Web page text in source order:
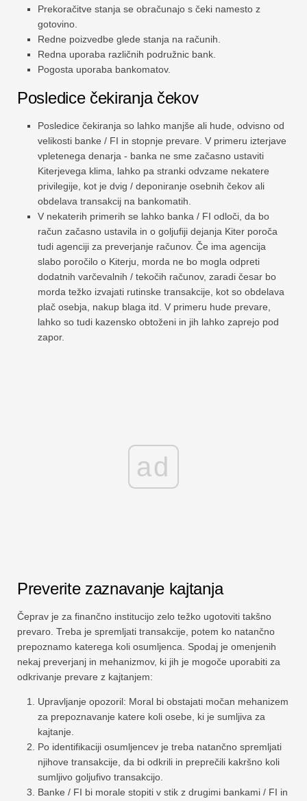
Prekoračitve stanja se obračunajo s čeki namesto z
gotovino.
Redne poizvedbe glede stanja na računih.
Redna uporaba različnih podružnic bank.
Pogosta uporaba bankomatov.
Posledice čekiranja čekov
Posledice čekiranja so lahko manjše ali hude, odvisno od
velikosti banke / FI in stopnje prevare. V primeru izterjave
vpletenega denarja - banka ne sme začasno ustaviti
Kiterjevega klima, lahko pa stranki odvzame nekatere
privilegije, kot je dvig / deponiranje osebnih čekov ali
obdelava transakcij na bankomatih.
V nekaterih primerih se lahko banka / FI odloči, da bo
račun začasno ustavila in o goljufiji dejanja Kiter poroča
tudi agenciji za preverjanje računov. Če ima agencija
slabo poročilo o Kiterju, morda ne bo mogla odpreti
dodatnih varčevalnih / tekočih računov, zaradi česar bo
morda težko izvajati rutinske transakcije, kot so obdelava
plač osebja, nakup blaga itd. V primeru hude prevare,
lahko so tudi kazensko obtoženi in jih lahko zaprejo pod
zapor.
ad
Preverite zaznavanje kajtanja
Čeprav je za finančno institucijo zelo težko ugotoviti takšno
prevaro. Treba je spremljati transakcije, potem ko natančno
prepoznamo katerega koli osumljenca. Spodaj je omenjenih
nekaj preverjanj in mehanizmov, ki jih je mogoče uporabiti za
odkrivanje prevare z kajtanjem:
Upravljanje opozoril: Moral bi obstajati močan mehanizem
za prepoznavanje katere koli osebe, ki je sumljiva za
kajtanje.
Po identifikaciji osumljencev je treba natančno spremljati
njihove transakcije, da bi odkrili in preprečili kakršno koli
sumljivo goljufivo transakcijo.
Banke / FI bi morale stopiti v stik z drugimi bankami / FI in